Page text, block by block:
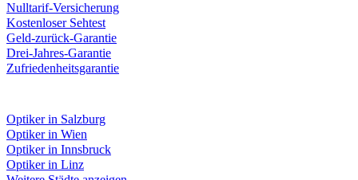
Nulltarif-Versicherung
Kostenloser Sehtest
Geld-zurück-Garantie
Drei-Jahres-Garantie
Zufriedenheitsgarantie
Optiker in Salzburg
Optiker in Wien
Optiker in Innsbruck
Optiker in Linz